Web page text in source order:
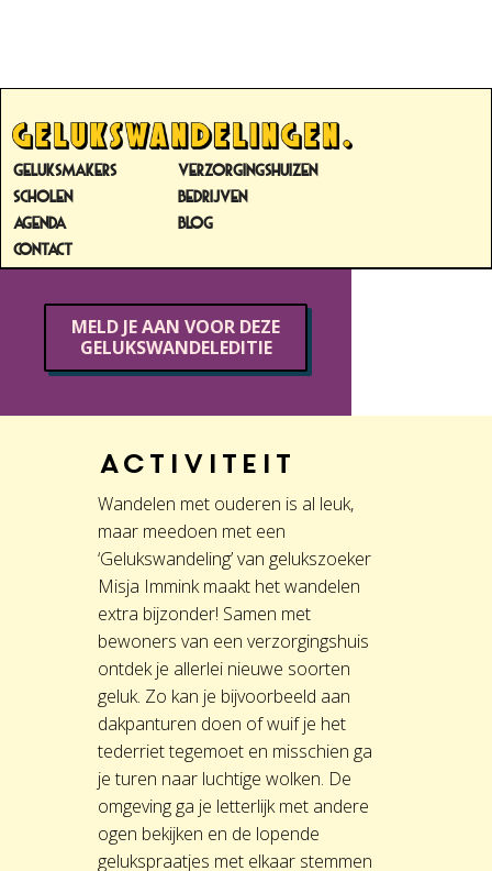
GELUKSMAKERS
VERZORGINGSHUIZEN
SCHOLEN
BEDRIJVEN
AGENDA
BLOG
CONTACT
DE GROTE
ROLSTOELRACE
Van der Sasstraat 61 | 3042 NM |
Rotterdam
donderdag
- 16:00 uur
MELD JE AAN VOOR DEZE
GELUKSWANDELEDITIE
Activiteit
Wandelen met ouderen is al leuk,
maar meedoen met een
‘Gelukswandeling’ van gelukszoeker
Misja Immink maakt het wandelen
extra bijzonder! Samen met
bewoners van een verzorgingshuis
ontdek je allerlei nieuwe soorten
geluk. Zo kan je bijvoorbeeld aan
dakpanturen doen of wuif je het
tederriet tegemoet en misschien ga
je turen naar luchtige wolken. De
omgeving ga je letterlijk met andere
ogen bekijken en de lopende
gelukspraatjes met elkaar stemmen